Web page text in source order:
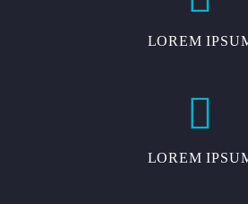
LOREM


LOREM